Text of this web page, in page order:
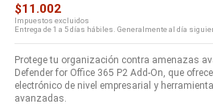
$11.002
Impuestos excluidos
Entrega de 1 a 5 días hábiles. Generalmente al día
Protege tu organización contra amenazas
Defender for Office 365 P2 Add-On, que
electrónico de nivel empresarial y
avanzadas.